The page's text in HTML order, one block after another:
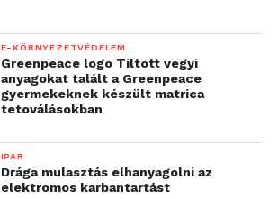
E-KÖRNYEZETVÉDELEM
Greenpeace logo Tiltott vegyi
anyagokat talált a Greenpeace
gyermekeknek készült matrica
tetoválásokban
IPAR
Drága mulasztás elhanyagolni az
elektromos karbantartást